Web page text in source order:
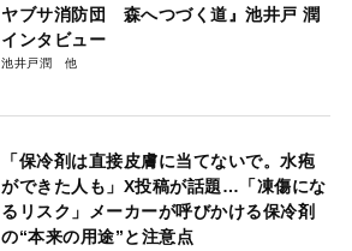
ヤブサ消防団 森へつづく道』池井戸 潤
インタビュー
池井戸潤
「保冷剤は直接皮膚に当てないで。水疱
ができた人も」X投稿が話題…「凍傷にな
るリスク」メーカーが呼びかける保冷剤
の“本来の用途”と注意点